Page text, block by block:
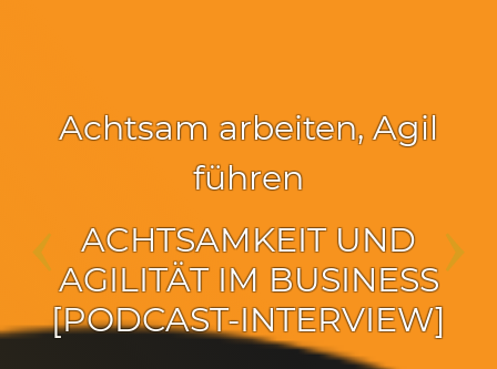
Achtsam leben
Inspiration
ACHTSAMKEIT UND DER
UMGANG MIT
UNANGENEHMEN
GEFÜHLEN
‹ ›